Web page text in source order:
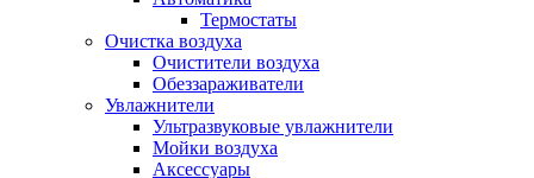
Термостаты
Очистка воздуха
Очистители воздуха
Обеззараживатели
Увлажнители
Ультразвуковые увлажнители
Мойки воздуха
Аксессуары